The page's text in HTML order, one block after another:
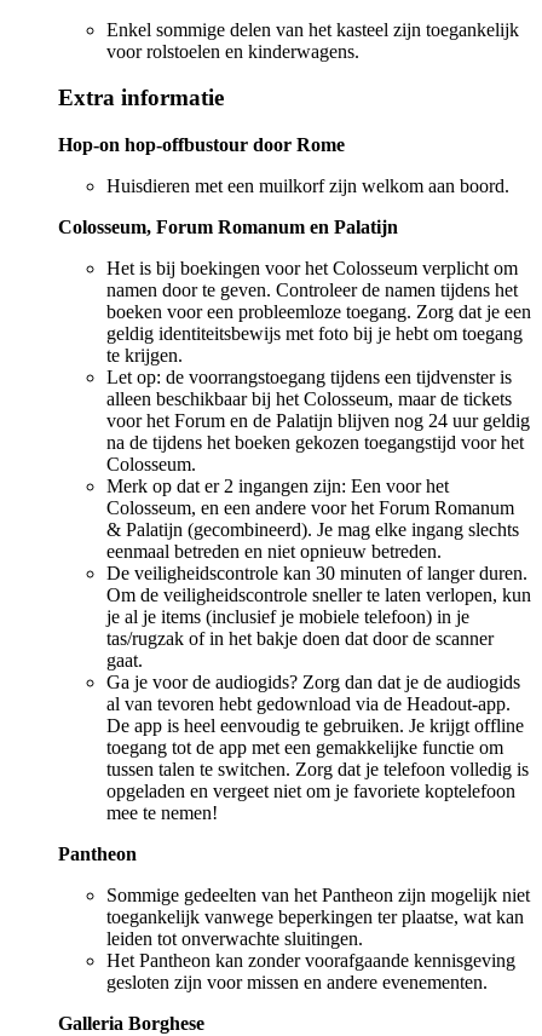
Enkel sommige delen van het kasteel zijn toegankelijk
voor rolstoelen en kinderwagens.
Extra informatie
Hop-on hop-offbustour door Rome
Huisdieren met een muilkorf zijn welkom aan boord.
Colosseum, Forum Romanum en Palatijn
Het is bij boekingen voor het Colosseum verplicht om
namen door te geven. Controleer de namen tijdens het
boeken voor een probleemloze toegang. Zorg dat je een
geldig identiteitsbewijs met foto bij je hebt om toegang
te krijgen.
Let op: de voorrangstoegang tijdens een tijdvenster is
alleen beschikbaar bij het Colosseum, maar de tickets
voor het Forum en de Palatijn blijven nog 24 uur geldig
na de tijdens het boeken gekozen toegangstijd voor het
Colosseum.
Merk op dat er 2 ingangen zijn: Een voor het
Colosseum, en een andere voor het Forum Romanum
& Palatijn (gecombineerd). Je mag elke ingang slechts
eenmaal betreden en niet opnieuw betreden.
De veiligheidscontrole kan 30 minuten of langer duren.
Om de veiligheidscontrole sneller te laten verlopen, kun
je al je items (inclusief je mobiele telefoon) in je
tas/rugzak of in het bakje doen dat door de scanner
gaat.
Ga je voor de audiogids? Zorg dan dat je de audiogids
al van tevoren hebt gedownload via de Headout-app.
De app is heel eenvoudig te gebruiken. Je krijgt offline
toegang tot de app met een gemakkelijke functie om
tussen talen te switchen. Zorg dat je telefoon volledig is
opgeladen en vergeet niet om je favoriete koptelefoon
mee te nemen!
Pantheon
Sommige gedeelten van het Pantheon zijn mogelijk niet
toegankelijk vanwege beperkingen ter plaatse, wat kan
leiden tot onverwachte sluitingen.
Het Pantheon kan zonder voorafgaande kennisgeving
gesloten zijn voor missen en andere evenementen.
Galleria Borghese